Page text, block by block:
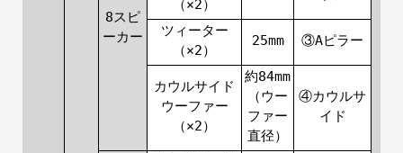
8スピ
ーカー
（×2）
ツィーター
（×2）
25mm ③Aピラー
カウルサイド
ウーファー
（×2）
約84mm
（ウー
ファー
直径）
④カウルサ
イド